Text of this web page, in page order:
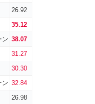
26.92
35.12
ン 38.07
31.27
30.30
ン 32.84
26.98